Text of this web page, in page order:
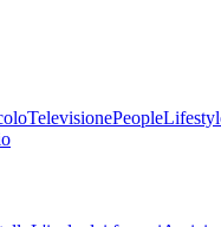
TelevisionePeople